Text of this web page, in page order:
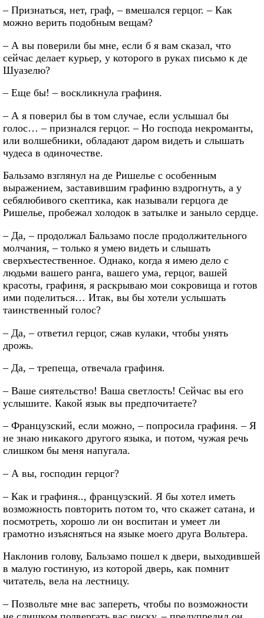
– Признаться, нет, граф, – вмешался герцог. – Как
можно верить подобным вещам?
– А вы поверили бы мне, если б я вам сказал, что
сейчас делает курьер, у которого в руках письмо к де
Шуазелю?
– Еще бы! – воскликнула графиня.
– А я поверил бы в том случае, если услышал бы
голос… – признался герцог. – Но господа некроманты,
или волшебники, обладают даром видеть и слышать
чудеса в одиночестве.
Бальзамо взглянул на де Ришелье с особенным
выражением, заставившим графиню вздрогнуть, а у
себялюбивого скептика, как называли герцога де
Ришелье, пробежал холодок в затылке и заныло сердце.
– Да, – продолжал Бальзамо после продолжительного
молчания, – только я умею видеть и слышать
сверхъестественное. Однако, когда я имею дело с
людьми вашего ранга, вашего ума, герцог, вашей
красоты, графиня, я раскрываю мои сокровища и готов
ими поделиться… Итак, вы бы хотели услышать
таинственный голос?
– Да, – ответил герцог, сжав кулаки, чтобы унять
дрожь.
– Да, – трепеща, отвечала графиня.
– Ваше сиятельство! Ваша светлость! Сейчас вы его
услышите. Какой язык вы предпочитаете?
– Французский, если можно, – попросила графиня. – Я
не знаю никакого другого языка, и потом, чужая речь
слишком бы меня напугала.
– А вы, господин герцог?
– Как и графиня.., французский. Я бы хотел иметь
возможность повторить потом то, что скажет сатана, и
посмотреть, хорошо ли он воспитан и умеет ли
грамотно изъясняться на языке моего друга Вольтера.
Наклонив голову, Бальзамо пошел к двери, выходившей
в малую гостиную, из которой дверь, как помнит
читатель, вела на лестницу.
– Позвольте мне вас запереть, чтобы по возможности